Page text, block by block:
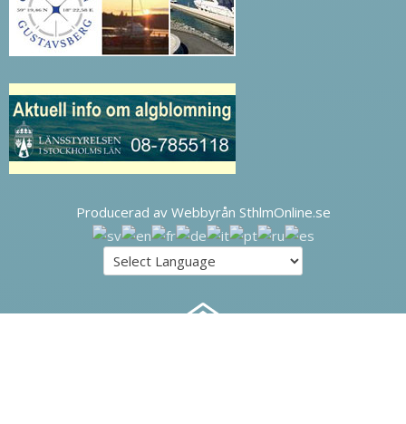
Producerad av Webbyrån SthlmOnline.se